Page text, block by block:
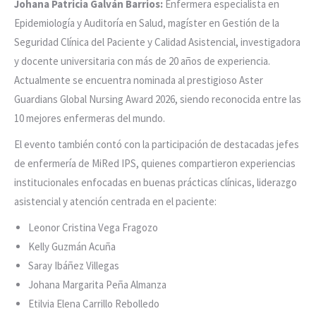
Johana Patricia Galván Barrios: Enfermera especialista en
Epidemiología y Auditoría en Salud, magíster en Gestión de la
Seguridad Clínica del Paciente y Calidad Asistencial, investigadora
y docente universitaria con más de 20 años de experiencia.
Actualmente se encuentra nominada al prestigioso Aster
Guardians Global Nursing Award 2026, siendo reconocida entre las
10 mejores enfermeras del mundo.
El evento también contó con la participación de destacadas jefes
de enfermería de MiRed IPS, quienes compartieron experiencias
institucionales enfocadas en buenas prácticas clínicas, liderazgo
asistencial y atención centrada en el paciente:
Leonor Cristina Vega Fragozo
Kelly Guzmán Acuña
Saray Ibáñez Villegas
Johana Margarita Peña Almanza
Etilvia Elena Carrillo Rebolledo